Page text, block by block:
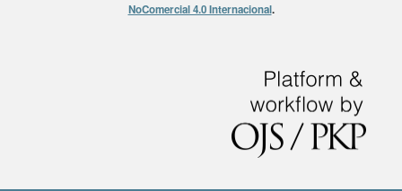
NoComercial 4.0 Internacional.